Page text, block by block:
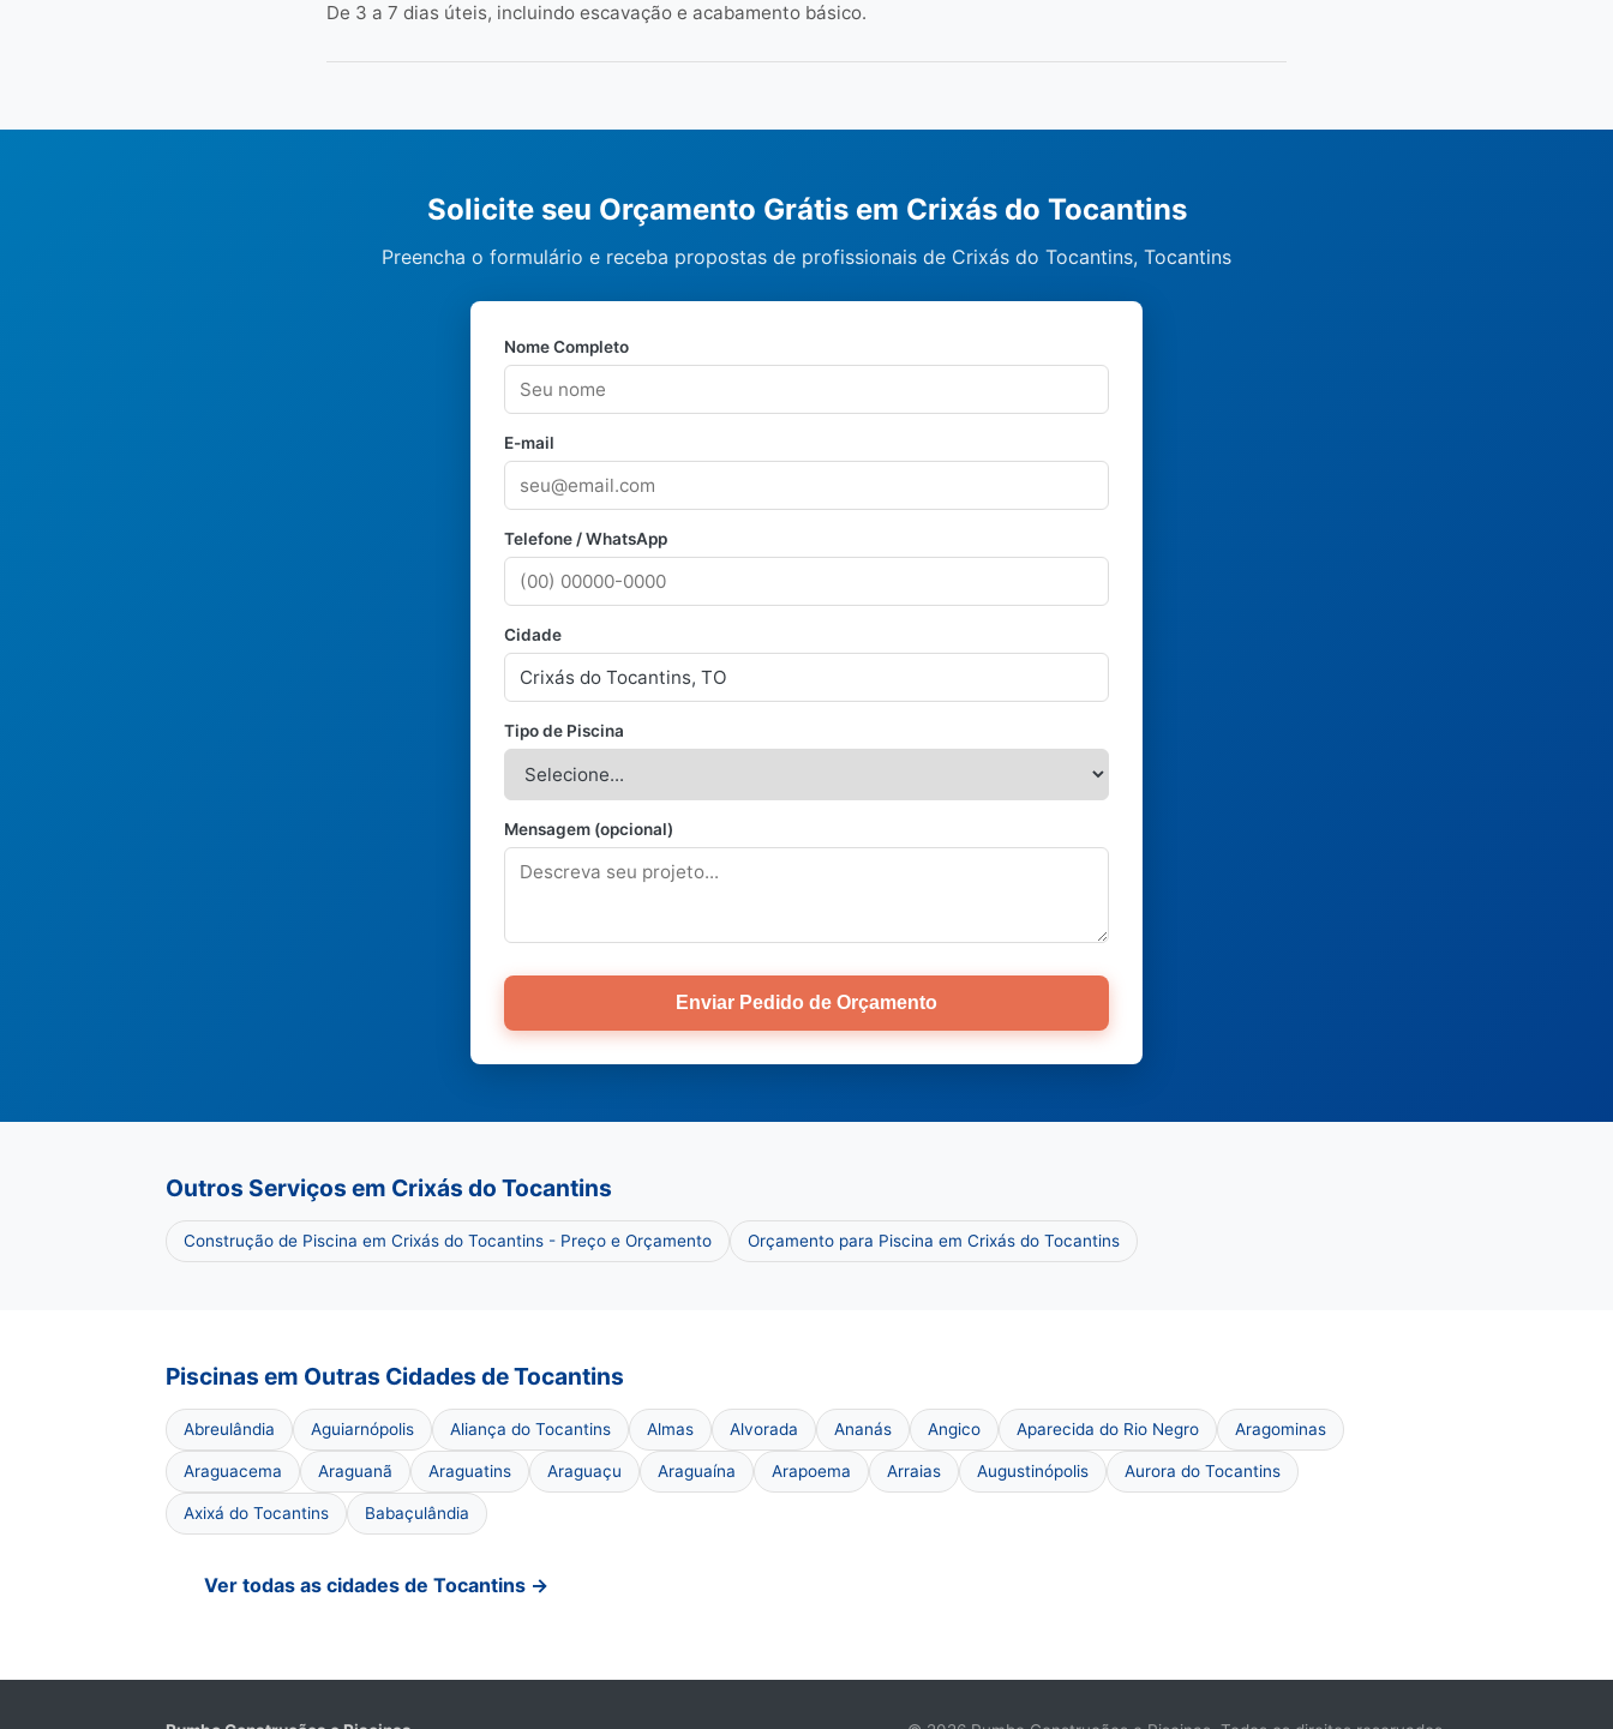
De 3 a 7 dias úteis, incluindo escavação e acabamento básico.
Solicite seu Orçamento Grátis em Crixás do Tocantins
Preencha o formulário e receba propostas de profissionais de Crixás do Tocantins, Tocantins
Nome Completo
E-mail
Telefone / WhatsApp
Cidade
Tipo de Piscina
Mensagem (opcional)
Enviar Pedido de Orçamento
Outros Serviços em Crixás do Tocantins
Construção de Piscina em Crixás do Tocantins - Preço e Orçamento Orçamento para Piscina em Crixás do Tocantins
Piscinas em Outras Cidades de Tocantins
Abreulândia Aguiarnópolis Aliança do Tocantins Almas Alvorada Ananás Angico Aparecida do Rio Negro Aragominas
Araguacema Araguanã Araguatins Araguaçu Araguaína Arapoema Arraias Augustinópolis Aurora do Tocantins
Axixá do Tocantins Babaçulândia
Ver todas as cidades de Tocantins →